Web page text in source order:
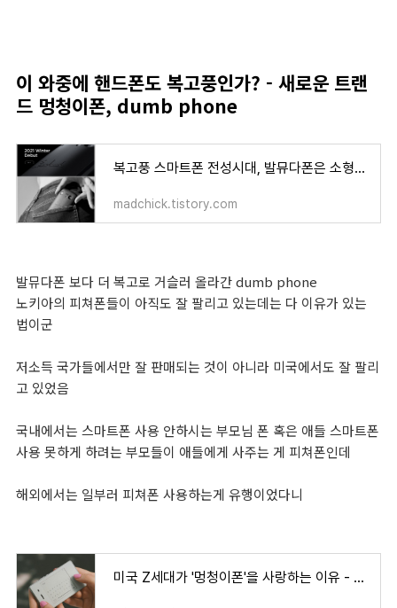
이 와중에 핸드폰도 복고풍인가? - 새로운 트랜
드 멍청이폰, dumb phone
복고풍 스마트폰 전성시대, 발뮤다폰은 소형으로 그리고 다시 돌아온 폴더폰
madchick.tistory.com
발뮤다폰 보다 더 복고로 거슬러 올라간 dumb phone
노키아의 피쳐폰들이 아직도 잘 팔리고 있는데는 다 이유가 있는
법이군
저소득 국가들에서만 잘 판매되는 것이 아니라 미국에서도 잘 팔리
고 있었음
국내에서는 스마트폰 사용 안하시는 부모님 폰 혹은 애들 스마트폰
사용 못하게 하려는 부모들이 애들에게 사주는 게 피쳐폰인데
해외에서는 일부러 피쳐폰 사용하는게 유행이었다니
미국 Z세대가 '멍청이폰'을 사랑하는 이유 - 티타임즈